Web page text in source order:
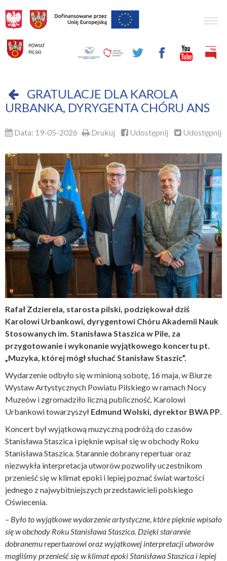
GRATULACJE DLA KAROLA
URBANKA, DYRYGENTA CHÓRU ANS
Data: 19-05-2026 Drukuj Udostępnij Udostępnij
Rafał Zdzierela, starosta pilski, podziękował dziś
Karolowi Urbankowi, dyrygentowi Chóru Akademii Nauk
Stosowanych im. Stanisława Staszica w Pile, za
przygotowanie i wykonanie wyjątkowego koncertu pt.
„Muzyka, której mógł słuchać Stanisław Staszic”.
Wydarzenie odbyło się w minioną sobotę, 16 maja, w Biurze
Wystaw Artystycznych Powiatu Pilskiego w ramach Nocy
Muzeów i zgromadziło liczną publiczność. Karolowi
Urbankowi towarzyszył Edmund Wolski, dyrektor BWA PP.
Koncert był wyjątkową muzyczną podróżą do czasów
Stanisława Staszica i pięknie wpisał się w obchody Roku
Stanisława Staszica. Starannie dobrany repertuar oraz
niezwykła interpretacja utworów pozwoliły uczestnikom
przenieść się w klimat epoki i lepiej poznać świat wartości
jednego z najwybitniejszych przedstawicieli polskiego
Oświecenia.
– Było to wyjątkowe wydarzenie artystyczne, które pięknie wpisało
się w obchody Roku Stanisława Staszica. Dzięki starannie
dobranemu repertuarowi oraz wyjątkowej interpretacji utworów
mogliśmy przenieść się w klimat epoki Stanisława Staszica i lepiej